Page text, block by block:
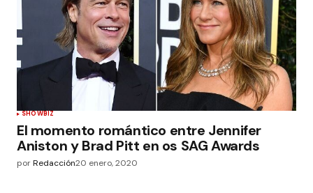
SHOWBIZ
El momento romántico entre Jennifer
Aniston y Brad Pitt en os SAG Awards
porRedacción20 enero, 2020